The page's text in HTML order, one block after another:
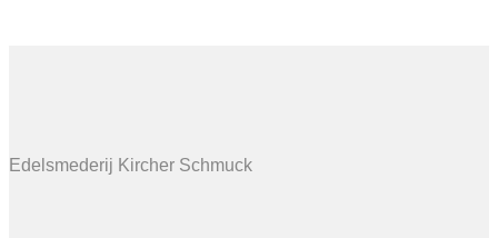
Edelsmederij Kircher Schmuck